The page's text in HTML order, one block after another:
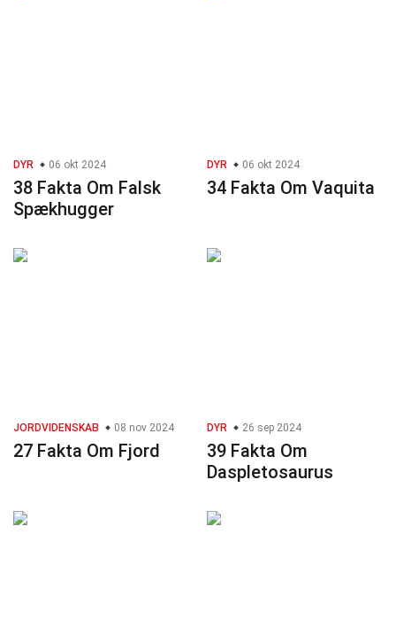
DYR 06 okt 2024
38 Fakta Om Falsk
Spækhugger
DYR 06 okt 2024
34 Fakta Om Vaquita
JORDVIDENSKAB 08 nov 2024
27 Fakta Om Fjord
DYR 26 sep 2024
39 Fakta Om
Daspletosaurus